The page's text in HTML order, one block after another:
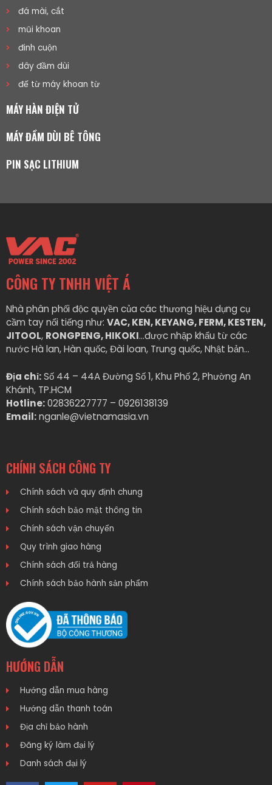
đá mài, cắt
mũi khoan
đinh cuộn
dây đầm dùi
đế từ máy khoan từ
MÁY HÀN ĐIỆN TỬ
MÁY ĐẦM DÙI BÊ TÔNG
PIN SẠC LITHIUM
CÔNG TY TNHH VIỆT Á
Nhà phân phối độc quyền của các thương hiệu dụng cụ
cầm tay nổi tiếng như: VAC, KEN, KEYANG, FERM, KESTEN,
JITOOL, RONGPENG, HIKOKI…được nhập khẩu từ các
nước Hà lan, Hàn quốc, Đài loan, Trung quốc, Nhật bản…
Địa chỉ:Số 44 – 44A Đường Số 1, Khu Phố 2, Phường An
Khánh, TP.HCM
Hotline:02836227777 – 0926138139
Email:nganle@vietnamasia.vn
CHÍNH SÁCH CÔNG TY
Chính sách và quy định chung
Chính sách bảo mật thông tin
Chính sách vận chuyển
Quy trình giao hàng
Chính sách đổi trả hàng
Chính sách bảo hành sản phẩm
HƯỚNG DẪN
Hướng dẫn mua hàng
Hướng dẫn thanh toán
Địa chỉ bảo hành
Đăng ký làm đại lý
Danh sách đại lý